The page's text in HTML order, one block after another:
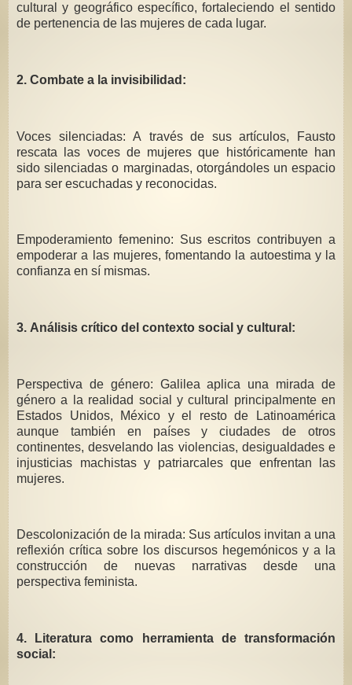
cultural y geográfico específico, fortaleciendo el sentido
de pertenencia de las mujeres de cada lugar.
2. Combate a la invisibilidad:
Voces silenciadas: A través de sus artículos, Fausto
rescata las voces de mujeres que históricamente han
sido silenciadas o marginadas, otorgándoles un espacio
para ser escuchadas y reconocidas.
Empoderamiento femenino: Sus escritos contribuyen a
empoderar a las mujeres, fomentando la autoestima y la
confianza en sí mismas.
3. Análisis crítico del contexto social y cultural:
Perspectiva de género: Galilea aplica una mirada de
género a la realidad social y cultural principalmente en
Estados Unidos, México y el resto de Latinoamérica
aunque también en países y ciudades de otros
continentes, desvelando las violencias, desigualdades e
injusticias machistas y patriarcales que enfrentan las
mujeres.
Descolonización de la mirada: Sus artículos invitan a una
reflexión crítica sobre los discursos hegemónicos y a la
construcción de nuevas narrativas desde una
perspectiva feminista.
4. Literatura como herramienta de transformación
social: